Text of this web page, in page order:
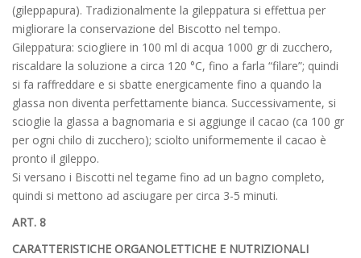
(gileppapura). Tradizionalmente la gileppatura si effettua per
migliorare la conservazione del Biscotto nel tempo.
Gileppatura: sciogliere in 100 ml di acqua 1000 gr di zucchero,
riscaldare la soluzione a circa 120 °C, fino a farla “filare”; quindi
si fa raffreddare e si sbatte energicamente fino a quando la
glassa non diventa perfettamente bianca. Successivamente, si
scioglie la glassa a bagnomaria e si aggiunge il cacao (ca 100 gr
per ogni chilo di zucchero); sciolto uniformemente il cacao è
pronto il gileppo.
Si versano i Biscotti nel tegame fino ad un bagno completo,
quindi si mettono ad asciugare per circa 3-5 minuti.
ART. 8
CARATTERISTICHE ORGANOLETTICHE E NUTRIZIONALI